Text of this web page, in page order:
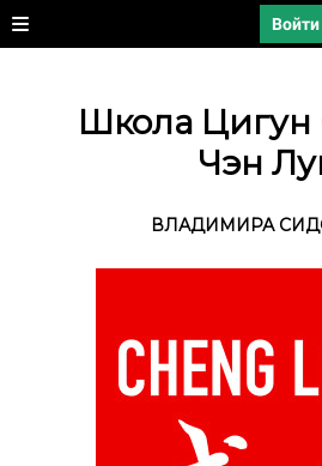
Войти
Школа
Чэн
ВЛАДИМИРА